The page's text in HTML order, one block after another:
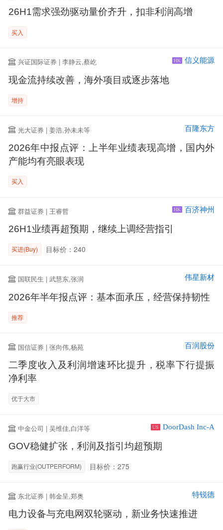
26H1需求强劲驱动量价齐升，扣非利润高增
买入
兴证国际证券 | 李静云,蔡屹 HK 信义能源
现金流持续改善，海外项目或逐步落地
增持
光大证券 | 姜浩,孙未未等 百隆东方
2026年中报点评：上半年业绩表现高增，国内外
产能均有亮眼表现
买入
群益证券 | 王睿哲 HK 百济神州
26H1业绩再超预期，继续上调经营指引
买进(Buy) 目标价：240
国联民生 | 武慧东,张润 伟星新材
2026年半年报点评：基本面承压，经营保持韧性
推荐
国信证券 | 张向伟,杨苑 百润股份
二季度收入及利润增速环比提升，税率下行提振
净利率
优于大市
中金公司 | 吴维佳,白洋等 US DoorDash Inc-A
GOV稳健扩张，利润及指引均超预期
跑赢行业(OUTPERFORM) 目标价：275
东北证券 | 韩金呈,郑奥 特锐德
电力设备与充电网双轮驱动，新业务快速推进